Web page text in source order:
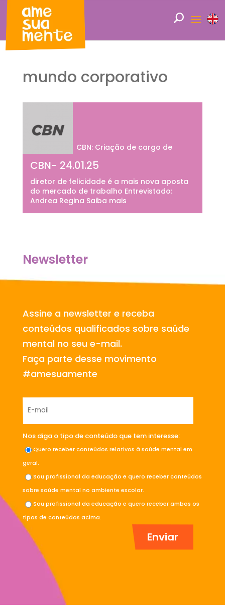
mundo corporativo
CBN- 24.01.25
CBN: Criação de cargo de
diretor de felicidade é a mais nova aposta
do mercado de trabalho Entrevistado:
Andrea Regina Saiba mais
Newsletter
Assine a newsletter e receba
conteúdos qualificados sobre saúde
mental no seu e-mail.
Faça parte desse movimento
#amesuamente
Nos diga o tipo de conteúdo que tem interesse:
Quero receber conteúdos relativos à saúde mental em
geral.
Sou profissional da educação e quero receber conteúdos
sobre saúde mental no ambiente escolar.
Sou profissional da educação e quero receber ambos os
tipos de conteúdos acima.